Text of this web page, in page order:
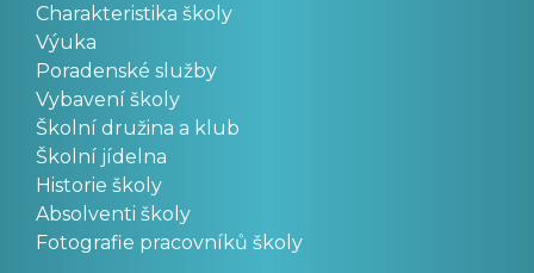
Charakteristika školy
Výuka
Poradenské služby
Vybavení školy
Školní družina a klub
Školní jídelna
Historie školy
Absolventi školy
Fotografie pracovníků školy